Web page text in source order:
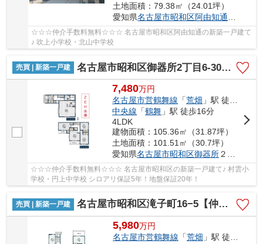
土地面積：79.38㎡（24.01坪）
愛知県名古屋市昭和区阿由知通
☆☆☆仲介手数料無料☆☆☆ 名古屋市昭和区阿由知通の新築一戸建て
♪ 吹上小学校・北山中学校
売買 | 新築一戸建 名古屋市昭和区御器所2丁目6-30【仲介手数料無料】新築一戸建て 】
7,480万円
名古屋市営鶴舞線 「荒畑 」駅 徒歩6分
中央線 「鶴舞 」駅 徒歩16分
4LDK
建物面積：105.36㎡（31.87坪）
土地面積：101.51㎡（30.7坪）
愛知県名古屋市昭和区御器所２丁目6-30
☆☆☆仲介手数料無料☆☆☆ 名古屋市昭和区の新築一戸建て♪ 村雲小
学校・円上中学校 シロアリ保証5年！地盤保証20年！
売買 | 新築一戸建 名古屋市昭和区滝子町16−5【仲介手数料無料】新築一戸建て 1号棟
5,980万円
名古屋市営鶴舞線 「荒畑 」駅 徒歩14分